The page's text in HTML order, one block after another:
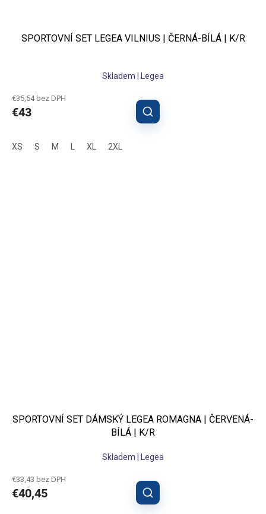
SPORTOVNÍ SET LEGEA VILNIUS | ČERNÁ-BÍLÁ | K/R
Skladem | Legea
€35,54 bez DPH
€43
XS S M XL 2XL
SPORTOVNÍ SET DÁMSKÝ LEGEA ROMAGNA | ČERVENÁ-
BÍLÁ | K/R
Skladem | Legea
€33,43 bez DPH
€40,45